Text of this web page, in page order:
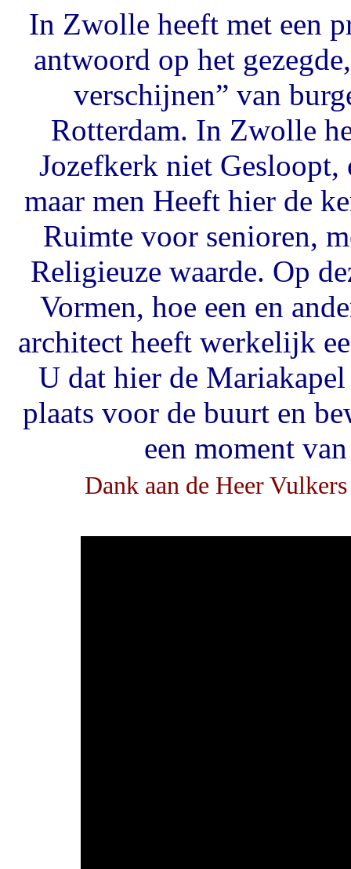
In Zwolle heeft met een
antwoord op het
verschijnen” van
Rotterdam. In Zwolle
Jozefkerk niet
maar men Heeft hier de
Ruimte voor senioren,
Religieuze waarde. Op
Vormen, hoe een en
architect heeft werkelijk
U dat hier de
plaats voor de buurt en
een moment
Dank aan de Heer